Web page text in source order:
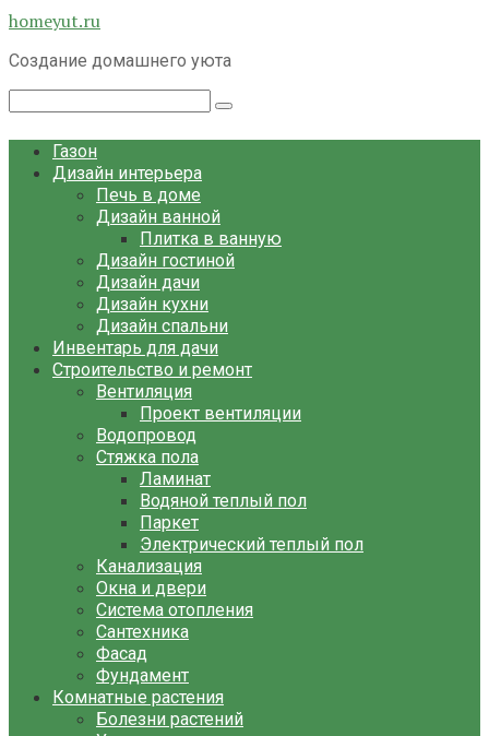
Перейти
контенту
homeyut.ru
Создание домашнего уюта
Газон
Дизайн интерьера
Печь в доме
Дизайн ванной
Плитка в ванную
Дизайн гостиной
Дизайн дачи
Дизайн кухни
Дизайн спальни
Инвентарь для дачи
Строительство и ремонт
Вентиляция
Проект вентиляции
Водопровод
Стяжка пола
Ламинат
Водяной теплый пол
Паркет
Электрический теплый пол
Канализация
Окна и двери
Система отопления
Сантехника
Фасад
Фундамент
Комнатные растения
Болезни растений